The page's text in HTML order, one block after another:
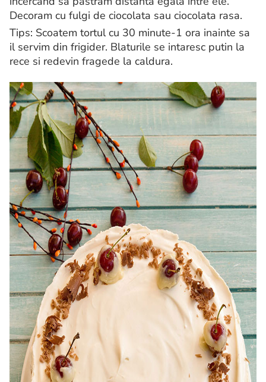
Decoram cu fulgi de ciocolata sau ciocolata rasa.
Tips: Scoatem tortul cu 30 minute-1 ora inainte sa
il servim din frigider. Blaturile se intaresc putin la
rece si redevin fragede la caldura.